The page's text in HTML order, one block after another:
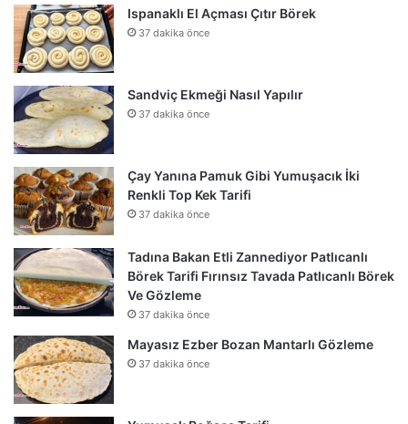
Ispanaklı El Açması Çıtır Börek
37 dakika önce
Sandviç Ekmeği Nasıl Yapılır
37 dakika önce
Çay Yanına Pamuk Gibi Yumuşacık İki
Renkli Top Kek Tarifi
37 dakika önce
Tadına Bakan Etli Zannediyor Patlıcanlı
Börek Tarifi Fırınsız Tavada Patlıcanlı Börek
Ve Gözleme
37 dakika önce
Mayasız Ezber Bozan Mantarlı Gözleme
37 dakika önce